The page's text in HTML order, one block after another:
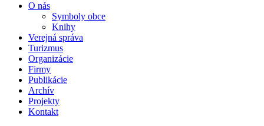
O nás
Symboly obce
Knihy
Verejná správa
Turizmus
Organizácie
Firmy
Publikácie
Archív
Projekty
Kontakt